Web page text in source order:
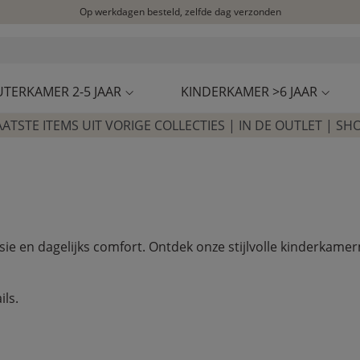
Op werkdagen besteld, zelfde dag verzonden
Klantbeoordelingen
4,27/5
2-5 JAAR
KINDERKAMER >6 JAAR
ITEMS UIT VORIGE COLLECTIES | IN DE OUTLET |
en dagelijks comfort. Ontdek onze stijlvolle